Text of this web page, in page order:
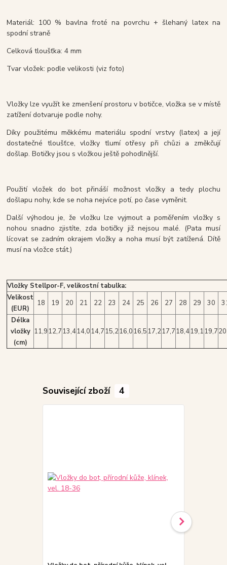
Materiál: 100 % bavlna froté na povrchu + šlehaný latex na
spodní straně
Celková tloušťka: 4 mm
Tvar vložek: podle velikosti (viz foto)
Vložky lze využít ke zmenšení prostoru v botičce, vložka se v místě
zatížení dotvaruje podle nohy.
Díky použitému měkkému materiálu spodní vrstvy (latex) a její
dostatečné tloušťce, vložky tlumí otřesy při chůzi a změkčují
došlap. Botičky jsou s vložkou ještě pohodlnější.
Použití vložek do bot přináší možnost vložky a tedy plochu
došlapu nohy, kde se noha nejvíce potí, po čase vyměnit.
Další výhodou je, že vložku lze vyjmout a poměřením vložky s
nohou snadno zjistíte, zda botičky již nejsou malé. (Pata musí
lícovat se zadním okrajem vložky a noha musí být zatížená. Dítě
musí na vložce stát.)
Vložky Stellpor-F, velikostní tabulka:
Velikost
(EUR)
18 19 20 21 22 23 24 25 26 27 28 29 30
Délka
vložky
(cm)
11,912,713,414,014,715,216,016,517,217,718,419,119,7
Související zboží 4